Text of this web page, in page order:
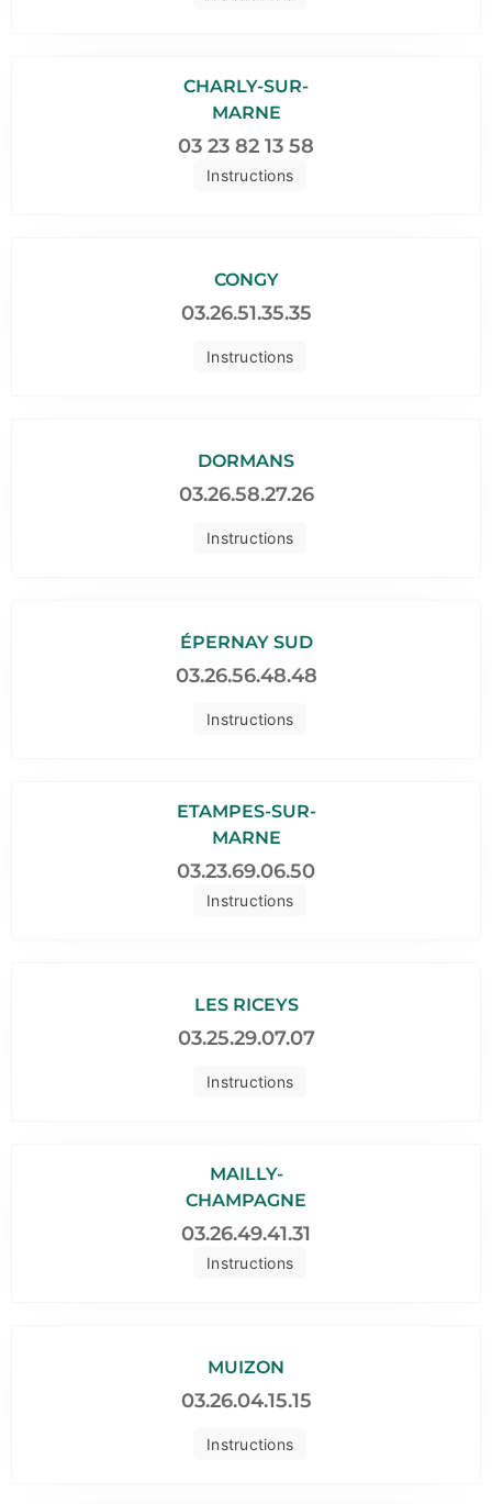
Instructions
CHARLY-SUR-
MARNE
03 23 82 13 58
Instructions
CONGY
03.26.51.35.35
Instructions
DORMANS
03.26.58.27.26
Instructions
ÉPERNAY SUD
03.26.56.48.48
Instructions
ETAMPES-SUR-
MARNE
03.23.69.06.50
Instructions
LES RICEYS
03.25.29.07.07
Instructions
MAILLY-
CHAMPAGNE
03.26.49.41.31
Instructions
MUIZON
03.26.04.15.15